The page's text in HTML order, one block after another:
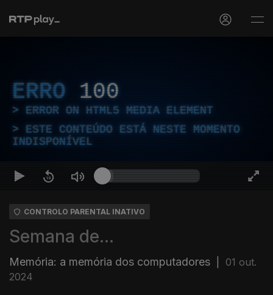
ERRO 100
ERROR ON HTML5 MEDIA ELEMENT
ESTE CONTEÚDO ESTÁ NESTE MOMENTO
INDISPONÍVEL
CONTROLO PARENTAL INATIVO
Semana de...
Memória: a memória dos computadores
01 out.
2024